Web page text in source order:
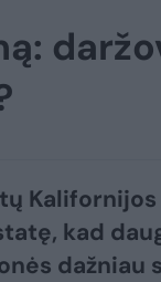
kad
dažniau